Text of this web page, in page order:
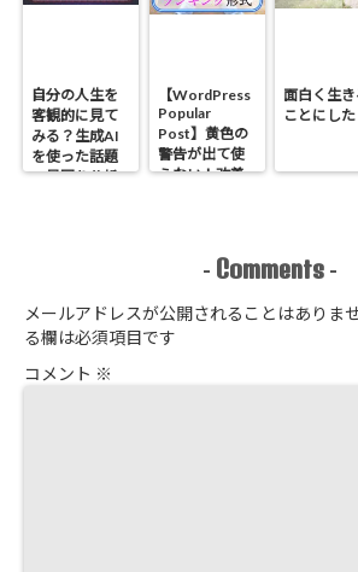
自分の人生を
客観的に見て
みる？生成AI
を使った話題
の星回り分析
【WordPress
Popular
Post】黄色の
警告が出て使
えない！改善
面白く生き
ことにした
- Comments -
メールアドレスが公開されることはありませ
る欄は必須項目です
コメント ※